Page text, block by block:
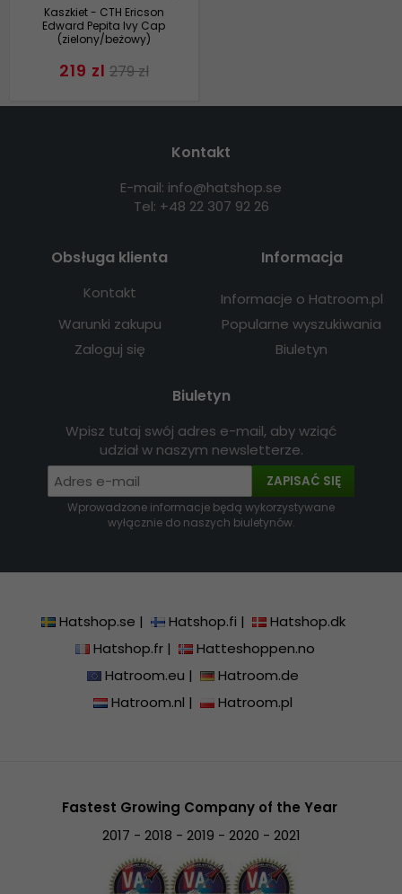
Kaszkiet - CTH Ericson
Edward Pepita Ivy Cap
(zielony/beżowy)
219 zl 279 zl
Kontakt
E-mail: info@hatshop.se
Tel: +48 22 307 92 26
Obsługa klienta
Kontakt
Warunki zakupu
Zaloguj się
Informacja
Informacje o Hatroom.pl
Popularne wyszukiwania
Biuletyn
Biuletyn
Wpisz tutaj swój adres e-mail, aby wziąć
udział w naszym newsletterze.
ZAPISAĆ SIĘ
Wprowadzone informacje będą wykorzystywane
wyłącznie do naszych biuletynów.
Hatshop.se | Hatshop.fi |
Hatshop.dk
Hatshop.fr|
Hatteshoppen.no
Hatroom.eu |
Hatroom.de
Hatroom.nl | Hatroom.pl
Fastest Growing Company of the Year
2017 - 2018 - 2019 - 2020 - 2021